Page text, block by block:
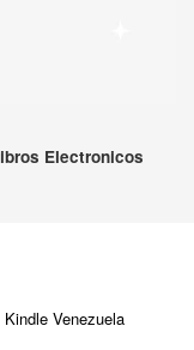
Electronicos
Venezuela